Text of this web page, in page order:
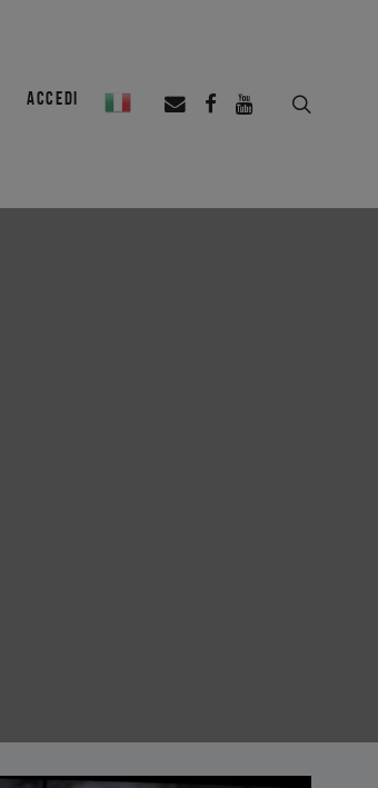
ACCEDI